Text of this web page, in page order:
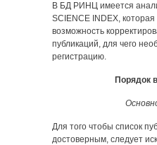
В БД РИНЦ имеется
SCIENCE INDEX,
возможность
публикаций, для чего
регистрацию.
Порядок
Для того чтобы список
достоверным, следует